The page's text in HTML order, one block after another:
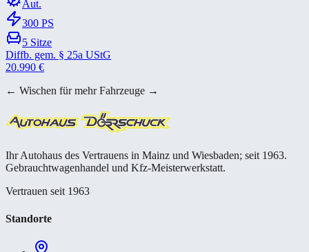
Aut.
300 PS
5 Sitze
Diffb. gem. § 25a UStG
20.990 €
← Wischen für mehr Fahrzeuge →
Ihr Autohaus des Vertrauens in Mainz und Wiesbaden; seit 1963.
Gebrauchtwagenhandel und Kfz-Meisterwerkstatt.
Vertrauen seit 1963
Standorte